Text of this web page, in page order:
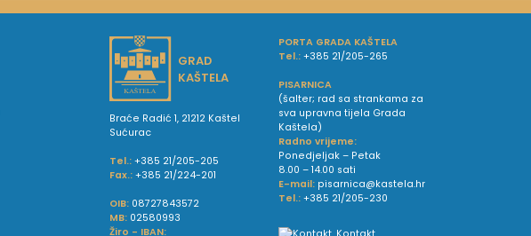
GRAD
KAŠTELA
Braće Radić 1, 21212 Kaštel
Sućurac
Tel.: +385 21/205-205
Fax.: +385 21/224-201
OIB: 08727843572
MB: 02580993
Žiro - IBAN:
PORTA GRADA KAŠTELA
Tel.: +385 21/205-265
PISARNICA
(šalter; rad sa strankama za
sva upravna tijela Grada
Kaštela)
Radno vrijeme:
Ponedjeljak – Petak
8.00 – 14.00 sati
E-mail: pisarnica@kastela.hr
Tel.: +385 21/205-230